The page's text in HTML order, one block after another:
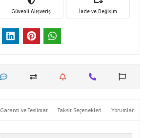
Güvenli Alışveriş İade ve Değişim
Garanti ve Teslimat Taksit Seçenekleri Yorumlar